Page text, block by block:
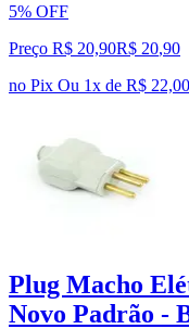
5% OFF
Preço R$ 20,90R$ 20,90
no Pix Ou 1x de R$
Plug Macho
Novo Padrão -